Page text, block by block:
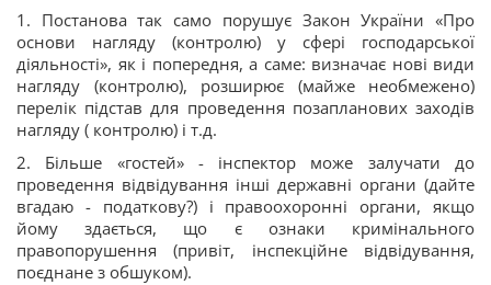
1. Постанова так само порушує Закон України «Про
основи нагляду (контролю) у сфері господарської
діяльності», як і попередня, а саме: визначає нові види
нагляду (контролю), розширює (майже необмежено)
перелік підстав для проведення позапланових заходів
нагляду ( контролю) і т.д.
2. Більше «гостей» - інспектор може залучати до
проведення відвідування інші державні органи (дайте
вгадаю - податкову?) і правоохоронні органи, якщо
йому здається, що є ознаки кримінального
правопорушення (привіт, інспекційне відвідування,
поєднане з обшуком).